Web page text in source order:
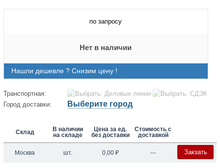
по запросу
Нет в наличии
Нашли дешевле ? Снизим цену !
Транспортная:
Город доставки:
Выберите город
Склад
В наличии
на складе
Цена за ед.
без доставки
Стоимость с
доставкой
Москва шт. 0,00 ₽ --- Закзать